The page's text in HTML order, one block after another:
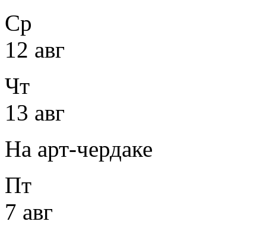
Ср
12 авг
Чт
13 авг
На арт-чердаке
Пт
7 авг